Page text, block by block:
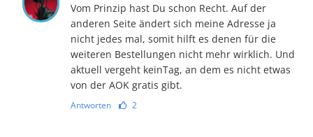
Vom Prinzip hast Du schon Recht. Auf der
anderen Seite ändert sich meine Adresse ja
nicht jedes mal, somit hilft es denen für die
weiteren Bestellungen nicht mehr wirklich. Und
aktuell vergeht keinTag, an dem es nicht etwas
von der AOK gratis gibt.
Antworten 2